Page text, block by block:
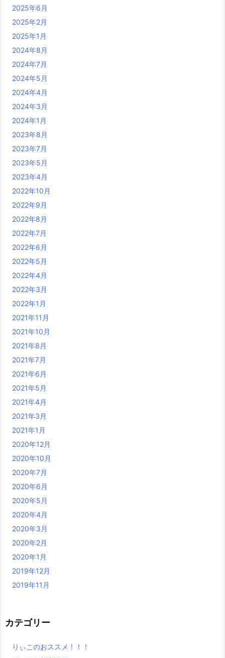
2025年6月
2025年2月
2025年1月
2024年8月
2024年7月
2024年5月
2024年4月
2024年3月
2024年1月
2023年8月
2023年7月
2023年5月
2023年4月
2022年10月
2022年9月
2022年8月
2022年7月
2022年6月
2022年5月
2022年4月
2022年3月
2022年1月
2021年11月
2021年10月
2021年8月
2021年7月
2021年6月
2021年5月
2021年4月
2021年3月
2021年1月
2020年12月
2020年10月
2020年7月
2020年6月
2020年5月
2020年4月
2020年3月
2020年2月
2020年1月
2019年12月
2019年11月
カテゴリー
りぃこのおススメ！！！